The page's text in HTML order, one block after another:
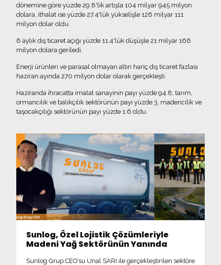
dönemine göre yüzde 29.8'lik artışla 104 milyar 945 milyon
dolara, ithalat ise yüzde 27.4'lük yükselişle 126 milyar 111
milyon dolar oldu.
6 aylık dış ticaret açığı yüzde 11.4'lük düşüşle 21 milyar 166
milyon dolara geriledi.
Enerji ürünleri ve parasal olmayan altın hariç dış ticaret fazlası
haziran ayında 270 milyon dolar olarak gerçekleşti.
Haziranda ihracatta imalat sanayinin payı yüzde 94.8, tarım,
ormancılık ve balıkçılık sektörünün payı yüzde 3, madencilik ve
taşocakçılığı sektörünün payı yüzde 1.6 oldu.
Sunlog, Özel Lojistik Çözümleriyle
Madeni Yağ Sektörünün Yanında
Sunlog Grup CEO’su Unal SARI ile gerçekleştirilen sektöre